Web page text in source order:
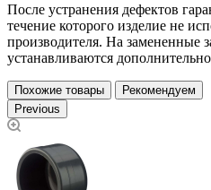
После устранения дефектов
течение которого изделие не
производителя. На замененные
устанавливаются
Похожие товары
Рекомендуем
Previous